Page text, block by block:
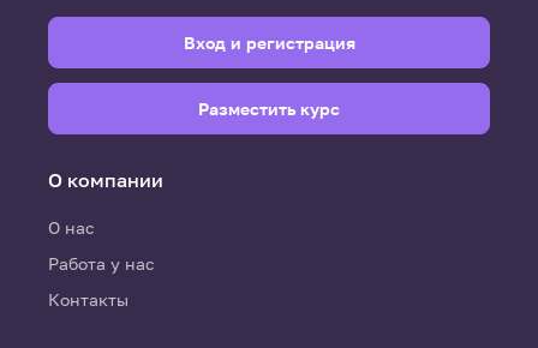
О компании
О нас
Работа у нас
Контакты
Вход и регистрация
Разместить курс